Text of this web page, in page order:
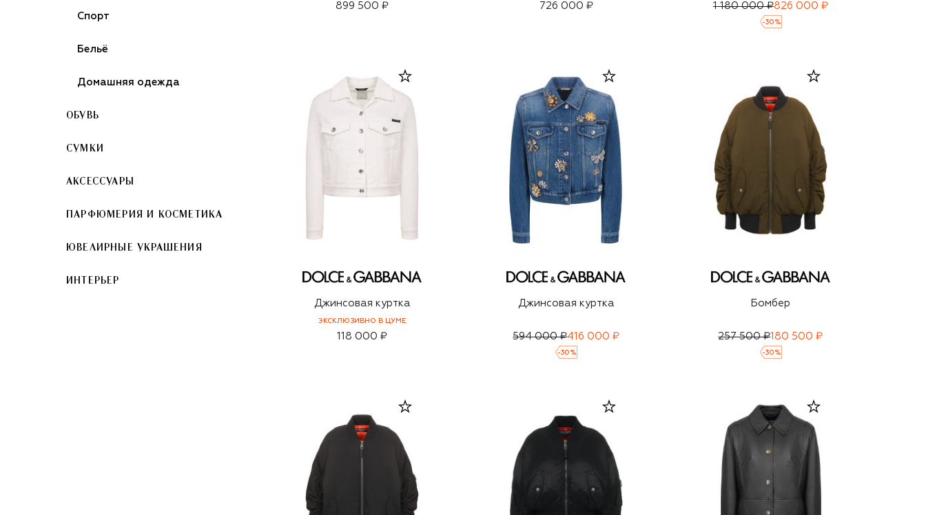
Спорт
Бельё
Домашняя одежда
ОБУВЬ
СУМКИ
АКСЕССУАРЫ
ПАРФЮМЕРИЯ И КОСМЕТИКА
ЮВЕЛИРНЫЕ УКРАШЕНИЯ
ИНТЕРЬЕР
899 500 ₽ 726 000 ₽ 1 180 000 ₽826 000 ₽
-30 %
Джинсовая куртка
ЭКСКЛЮЗИВНО В ЦУМЕ
118 000 ₽
Джинсовая куртка
594 000 ₽416 000 ₽
-30 %
Бомбер
257 500 ₽180 500 ₽
-30 %